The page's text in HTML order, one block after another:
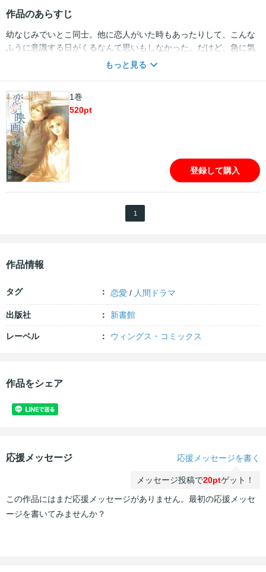
作品のあらすじ
幼なじみでいとこ同士。他に恋人がいた時もあったりして、こんな
ふうに意識する日がくるなんて思いもしなかった。だけど、急に気
づいてしまって、結婚することにして、そう家族に報告した
ク化!! 夢のコラボレーションでおくるハートフル・ストーリーズ!!
もっと見る
1巻
520pt
登録して購入
1
作品情報
タグ 恋愛 / 人間ドラマ
出版社 新書館
レーベル ウィングス・コミックス
作品をシェア
応援メッセージ 応援メッセージを書く
メッセージ投稿で20ptゲット！
この作品にはまだ応援メッセージがありません。最初の応援メッセ
ージを書いてみませんか？